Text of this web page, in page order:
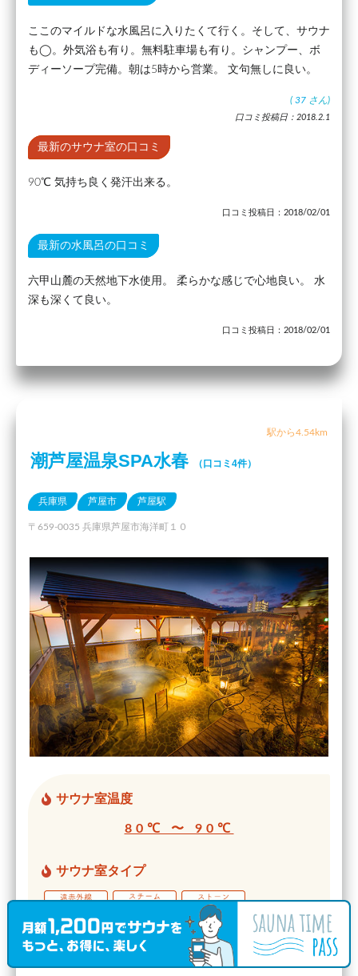
ここのマイルドな水風呂に入りたくて行く。そして、サウナ
も◯。外気浴も有り。無料駐車場も有り。シャンプー、ボ
ディーソープ完備。朝は5時から営業。 文句無しに良い。
( 37 さん)
口コミ投稿日：2018.2.1
最新のサウナ室の口コミ
90℃ 気持ち良く発汗出来る。
口コミ投稿日：2018/02/01
最新の水風呂の口コミ
六甲山麓の天然地下水使用。 柔らかな感じで心地良い。 水
深も深くて良い。
口コミ投稿日：2018/02/01
駅から4.54km
潮芦屋温泉SPA水春 （口コミ4件）
兵庫県 芦屋市 芦屋駅
〒659-0035 兵庫県芦屋市海洋町１０
サウナ室温度
80℃ 〜 90℃
サウナ室タイプ